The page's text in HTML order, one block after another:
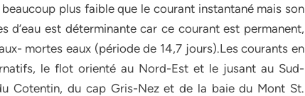
plus faible que le courant instantané mais son
d’eau est déterminante car ce courant est permanent,
mortes eaux (période de 14,7 jours).Les courants en
le flot orienté au Nord-Est et le jusant au Sud-
Cotentin, du cap Gris-Nez et de la baie du Mont St.